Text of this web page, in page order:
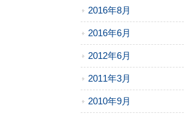
2016年8月
2016年6月
2012年6月
2011年3月
2010年9月